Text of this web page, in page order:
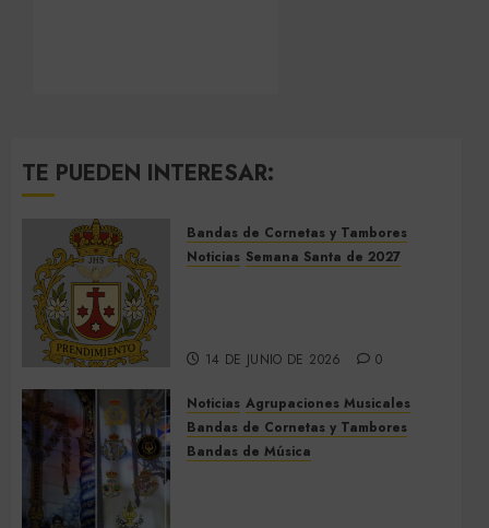
TE PUEDEN INTERESAR:
Bandas de Cornetas y Tambores
Noticias Semana Santa de 2027
14 DE JUNIO DE 2026 0
Noticias Agrupaciones Musicales
Bandas de Cornetas y Tambores
Bandas de Música